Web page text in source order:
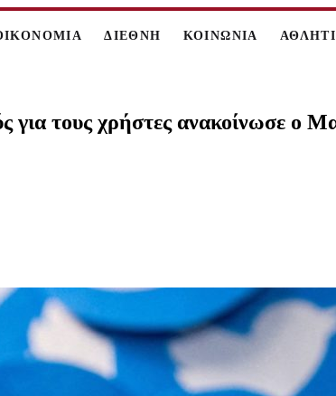
ΔΙΕΘΝΗ ΚΟΙΝΩΝΙΑ
για τους χρήστες ανακοίνωσε ο